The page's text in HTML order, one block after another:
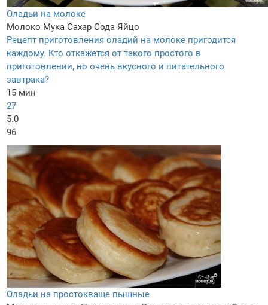
Оладьи на молоке
Молоко Мука Сахар Сода Яйцо
Рецепт приготовления оладий на молоке пригодится
каждому. Кто откажется от такого простого в
приготовлении, но очень вкусного и питательного
завтрака?
15 мин
27
5.0
96
Оладьи на простокваше пышные